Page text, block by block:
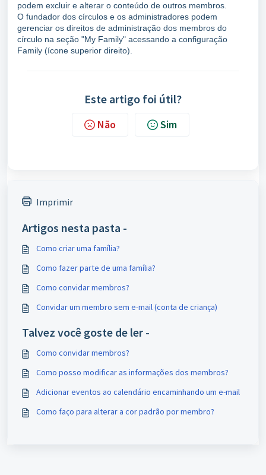
podem excluir e alterar o conteúdo de outros membros.
O fundador dos círculos e os administradores podem
gerenciar os direitos de administração dos membros do
círculo na seção "My Family" acessando a configuração
Family (ícone superior direito).
Este artigo foi útil?
Não Sim
Imprimir
Artigos nesta pasta -
Como criar uma família?
Como fazer parte de uma família?
Como convidar membros?
Convidar um membro sem e-mail (conta de criança)
Talvez você goste de ler -
Como convidar membros?
Como posso modificar as informações dos membros?
Adicionar eventos ao calendário encaminhando um e-mail
Como faço para alterar a cor padrão por membro?